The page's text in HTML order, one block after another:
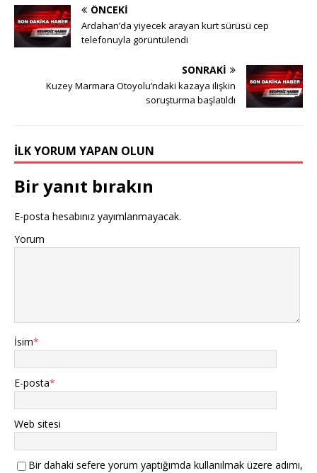
ÖNCEKI
Ardahan’da yiyecek arayan kurt sürüsü cep
telefonuyla görüntülendi
SONRAKI
Kuzey Marmara Otoyolu’ndaki kazaya ilişkin
soruşturma başlatıldı
İLK YORUM YAPAN OLUN
Bir yanıt bırakın
E-posta hesabınız yayımlanmayacak.
Yorum
İsim*
E-posta*
Web sitesi
Bir dahaki sefere yorum yaptığımda kullanılmak üzere adımı,